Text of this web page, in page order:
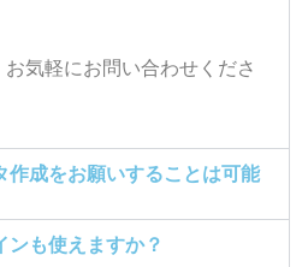
気軽にお問い合わせくださ
作成をお願いすることは可能
ンも使えますか？